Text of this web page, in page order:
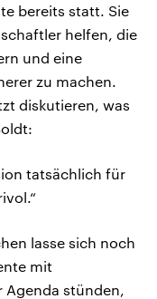
bereits statt. Sie
helfen, die
und eine
zu machen.
diskutieren, was
tatsächlich für
lasse sich noch
mit
Agenda stünden,